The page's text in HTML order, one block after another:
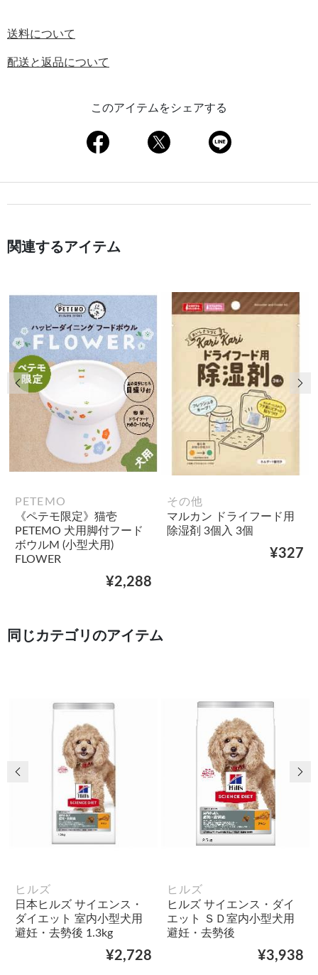
送料について
配送と返品について
このアイテムをシェアする
関連するアイテム
PETEMO
《ペテモ限定》猫壱
PETEMO 犬用脚付フード
ボウルM (小型犬用)
FLOWER
¥2,288
その他
マルカン ドライフード用
除湿剤 3個入 3個
¥327
前の画像 次
同じカテゴリのアイテム
ヒルズ
日本ヒルズ サイエンス・
ダイエット 室内小型犬用
避妊・去勢後 1.3kg
¥2,728
ヒルズ
ヒルズ サイエンス・ダイ
エット ＳＤ室内小型犬用
避妊・去勢後
¥3,938
前の画像 次